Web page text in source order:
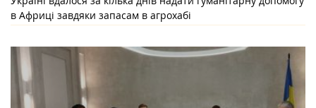
в Африці завдяки запасам в агрохабі